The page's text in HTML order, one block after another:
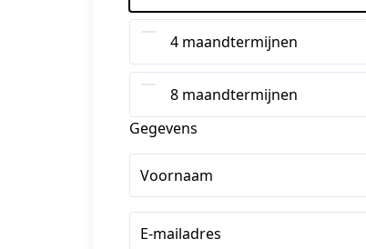
4 maandtermijnen
8 maandtermijnen
Gegevens
Voornaam
E-mailadres